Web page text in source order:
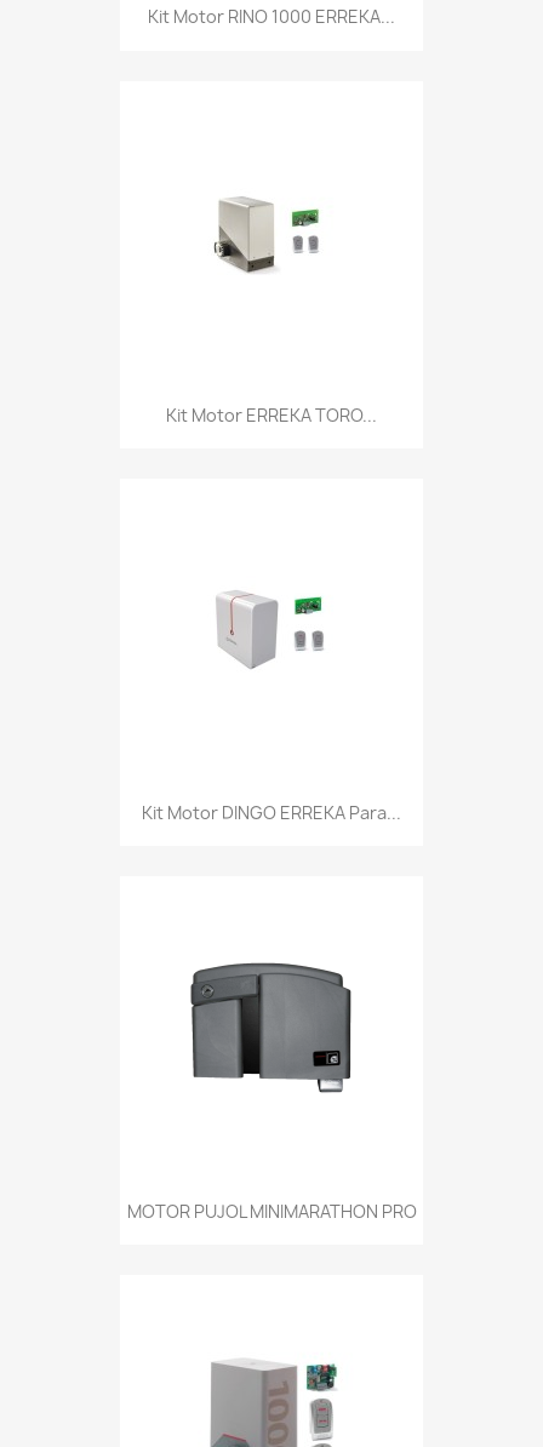
Kit Motor RINO 1000 ERREKA...
Kit Motor ERREKA TORO...
Kit Motor DINGO ERREKA Para...
MOTOR PUJOL MINIMARATHON PRO